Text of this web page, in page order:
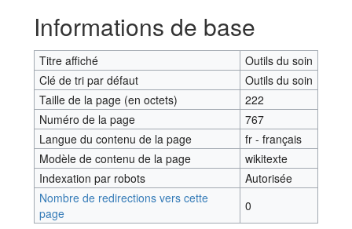
Informations de base
Titre affiché
Outils du soin
Clé de tri par défaut
Outils du soin
Taille de la page (en octets)
222
Numéro de la page
767
Langue du contenu de la page
fr - français
Modèle de contenu de la page
wikitexte
Indexation par robots
Autorisée
Nombre de redirections vers cette
page
0